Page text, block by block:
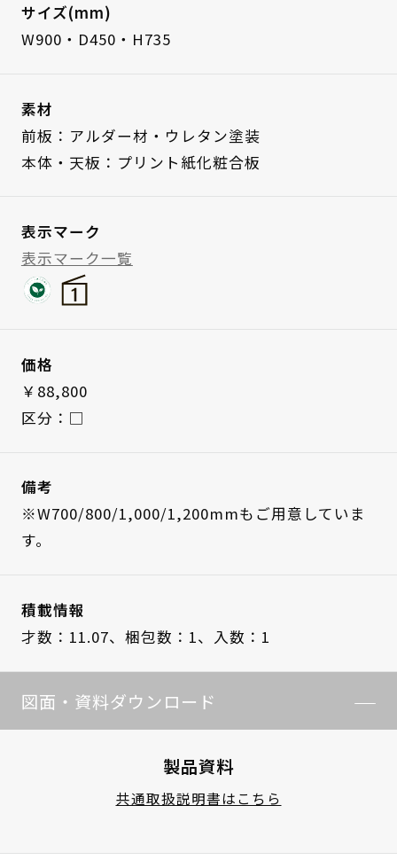
サイズ(mm)
W900・D450・H735
素材
前板：アルダー材・ウレタン塗装
本体・天板：プリント紙化粧合板
表示マーク
表示マーク一覧
価格
￥88,800
区分：□
備考
※W700/800/1,000/1,200mmもご用意していま
す。
積載情報
才数：11.07、 梱包数：1、 入数：1
図面・資料ダウンロード
製品資料
共通取扱説明書はこちら